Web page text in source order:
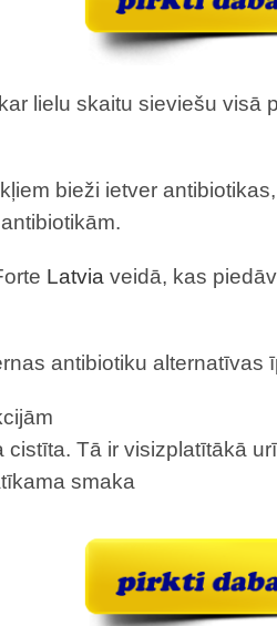
lielu skaitu sieviešu
bieži ietver
Latvia veidā, kas
antibiotiku
Tā ir visizplatītākā
smaka